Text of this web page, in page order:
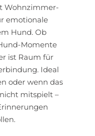
Wohnzimmer-
emotionale
Hund. Ob
Momente
ist Raum für
Ideal
oder wenn das
mitspielt –